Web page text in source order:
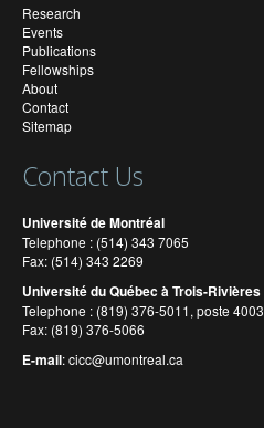
Research
Events
Publications
Fellowships
About
Contact
Sitemap
Contact Us
Université de Montréal
Telephone : (514) 343 7065
Fax: (514) 343 2269
Université du Québec à Trois-Rivières
Telephone : (819) 376-5011, poste 4003
Fax: (819) 376-5066
E-mail:cicc@umontreal.ca